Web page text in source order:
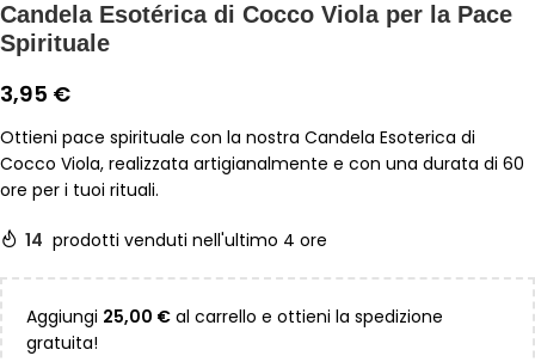
Candela Esotérica di Cocco Viola per la Pace
Spirituale
3,95 €
Ottieni pace spirituale con la nostra Candela Esoterica di
Cocco Viola, realizzata artigianalmente e con una durata di 60
ore per i tuoi rituali.
14 prodotti venduti nell'ultimo 4 ore
Aggiungi 25,00 € al carrello e ottieni la spedizione
gratuita!